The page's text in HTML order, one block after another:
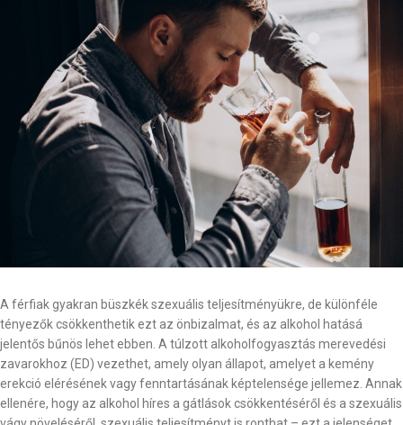
A férfiak gyakran büszkék szexuális teljesítményükre, de különféle
tényezők csökkenthetik ezt az önbizalmat, és az alkohol hatásá
jelentős bűnös lehet ebben. A túlzott alkoholfogyasztás merevedési
zavarokhoz (ED) vezethet, amely olyan állapot, amelyet a kemény
erekció elérésének vagy fenntartásának képtelensége jellemez. Annak
ellenére, hogy az alkohol híres a gátlások csökkentéséről és a szexuális